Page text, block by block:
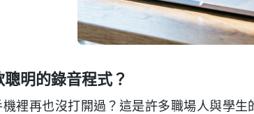
明的錄音程式？
裡再也沒打開過？這是許多職場人與學生